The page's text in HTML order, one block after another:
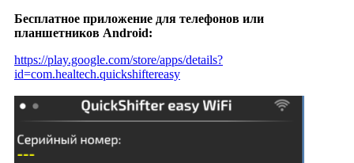
Бесплатное приложение для телефонов или
планшетников Android:
https://play.google.com/store/apps/details?
id=com.healtech.quickshiftereasy